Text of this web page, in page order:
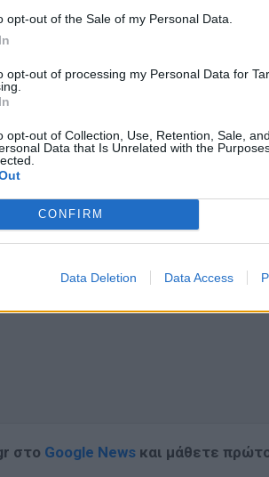
opt-out of the Sale of my Personal Data.
opt-out of processing my Personal Data for
opt-out of Collection, Use, Retention, Sale,
Data that Is Unrelated with the
CONFIRM
Data Deletion Data Access
λίγο μετά τις 10 το πρωί
Αθανασίου Τσίγκου και
και τα πρώτα στοιχεία της
κάθετα τον δρόμο με το
πινακίδα STOP, με αποτέλεσμα να
στο Google News και μάθετε